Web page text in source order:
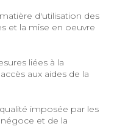
d'utilisation des
et la mise en oeuvre
liées à la
aux aides de la
imposée par les
et de la